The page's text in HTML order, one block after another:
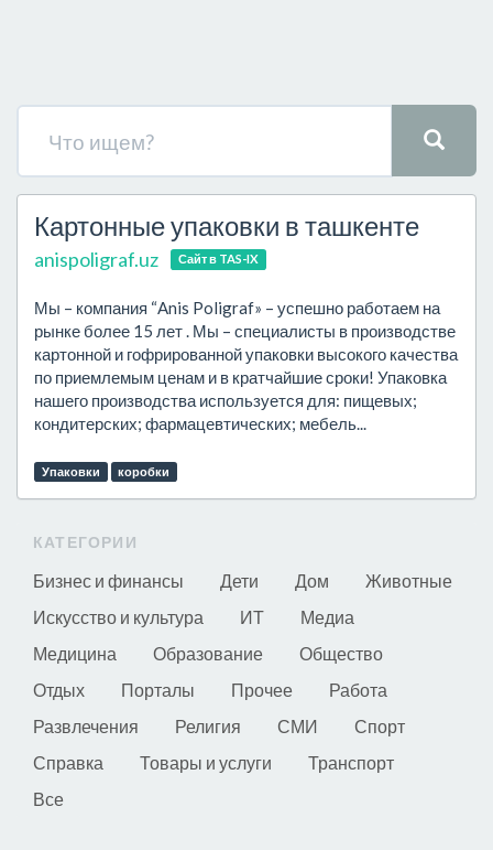
Картонные упаковки в ташкенте
anispoligraf.uz Сайт в TAS-IX
Мы – компания “Anis Poligraf» – успешно работаем на
рынке более 15 лет . Мы – специалисты в производстве
картонной и гофрированной упаковки высокого качества
по приемлемым ценам и в кратчайшие сроки! Упаковка
нашего производства используется для: пищевых;
кондитерских; фармацевтических; мебель...
Упаковки коробки
КАТЕГОРИИ
Бизнес и финансы Дети Дом
Животные
Искусство и культура
ИТ
Медиа
Медицина
Образование
Общество
Отдых
Порталы Прочее
Работа
Развлечения
Религия СМИ
Спорт
Справка
Товары и услуги
Транспорт
Все